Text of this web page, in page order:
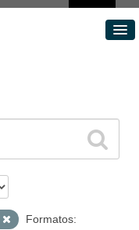
Formatos: